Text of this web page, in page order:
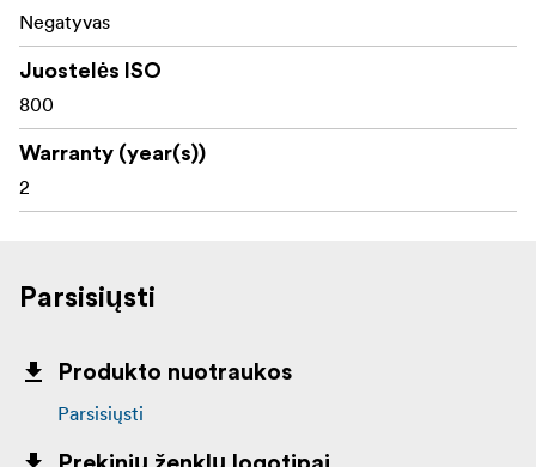
Negatyvas
Juostelės ISO
800
Warranty (year(s))
2
Parsisiųsti
Produkto nuotraukos
Parsisiųsti